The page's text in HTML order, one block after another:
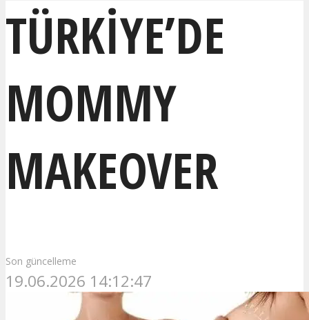
TÜRKIYE’DE
MOMMY
MAKEOVER
Son güncelleme
19.06.2026 14:12:47